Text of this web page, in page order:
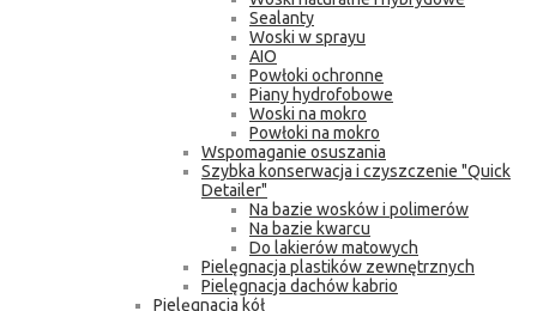
Sealanty
Woski w sprayu
AIO
Powłoki ochronne
Piany hydrofobowe
Woski na mokro
Powłoki na mokro
Wspomaganie osuszania
Szybka konserwacja i czyszczenie "Quick
Detailer"
Na bazie wosków i polimerów
Na bazie kwarcu
Do lakierów matowych
Pielęgnacja plastików zewnętrznych
Pielęgnacja dachów kabrio
Pielęgnacja kół